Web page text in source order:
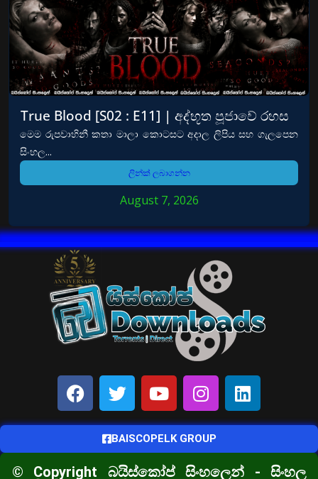
True Blood [S02 : E11] | අද්භූත පූජාවේ රහස
මෙම රුපවාහිනී කතා මාලා කොටසට අදාල ලිපිය සහ ගැලපෙන
සිංහල...
ලින්ක් ලබාගන්න
August 7, 2026
BAISCOPELK GROUP
© Copyright බයිස්කෝප් සිංහලෙන් - සිංහල